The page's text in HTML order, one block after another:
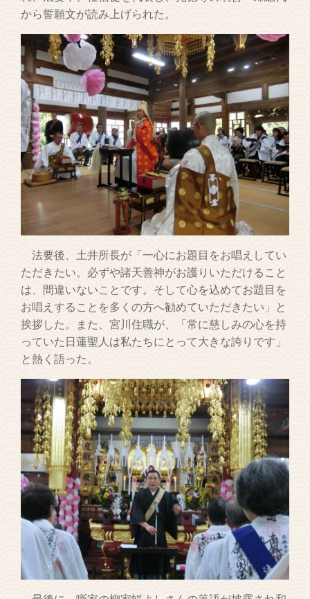
から誓願文が読み上げられた。
法要後、土井所長が「一心にお題目をお唱えしてい
ただきたい。必ずや諸天善神がお護りいただけること
は、間違いないことです。そして心を込めてお題目を
お唱えすることを多くの方へ勧めていただきたい」と
挨拶した。また、宮川住職が、「常に慈しみの心を持
っていた日蓮聖人は私たちにとって大きな誇りです」
と熱く語った。